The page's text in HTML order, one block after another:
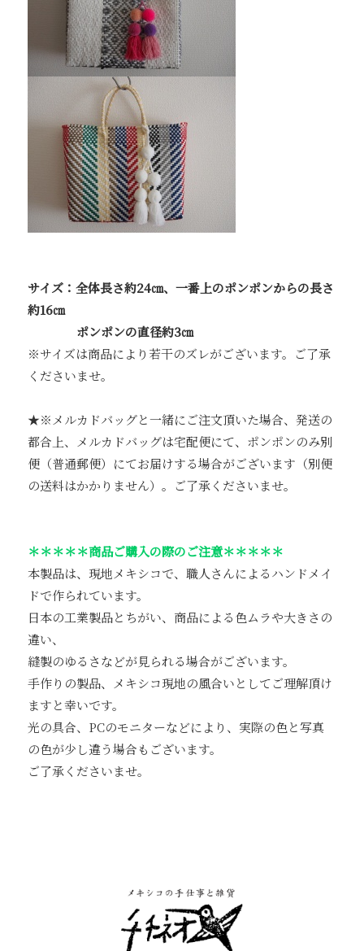
サイズ：全体長さ約24㎝、一番上のポンポンからの長さ
約16㎝
ポンポンの直径約3㎝
※サイズは商品により若干のズレがございます。ご了承
くださいませ。
★※メルカドバッグと一緒にご注文頂いた場合、発送の
都合上、メルカドバッグは宅配便にて、ポンポンのみ別
便（普通郵便）にてお届けする場合がございます（別便
の送料はかかりません）。ご了承くださいませ。
＊＊＊＊＊商品ご購入の際のご注意＊＊＊＊＊
本製品は、現地メキシコで、職人さんによるハンドメイ
ドで作られています。
日本の工業製品とちがい、商品による色ムラや大きさの
違い、
縫製のゆるさなどが見られる場合がございます。
手作りの製品、メキシコ現地の風合いとしてご理解頂け
ますと幸いです。
光の具合、PCのモニターなどにより、実際の色と写真
の色が少し違う場合もございます。
ご了承くださいませ。